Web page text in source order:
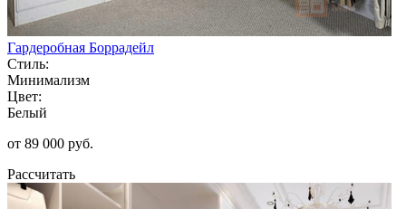
Гардеробная Боррадейл
Стиль:
Минимализм
Цвет:
Белый
от 89 000 руб.
Рассчитать